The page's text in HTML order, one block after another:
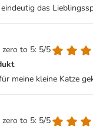
das
to 5: 5/5
meine kleine Katze
to 5: 5/5